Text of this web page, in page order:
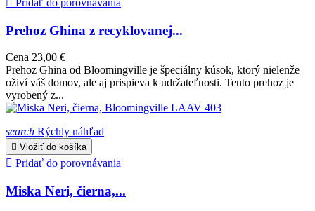
Pridať do porovnávania
Prehoz Ghina z recyklovanej...
Cena 23,00 €
Prehoz Ghina od Bloomingville je špeciálny kúsok, ktorý nielenže
oživí váš domov, ale aj prispieva k udržateľnosti. Tento prehoz je
vyrobený z...
search Rýchly náhľad
 Vložiť do košíka
 Pridať do porovnávania
Miska Neri, čierna,...